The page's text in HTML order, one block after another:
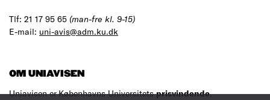
Tlf: 21 17 95 65 (man-fre kl. 9-15)
E-mail: uni-avis@adm.ku.dk
OM UNIAVISEN
Uniavisen er Københavns Universitetsprisvindende,